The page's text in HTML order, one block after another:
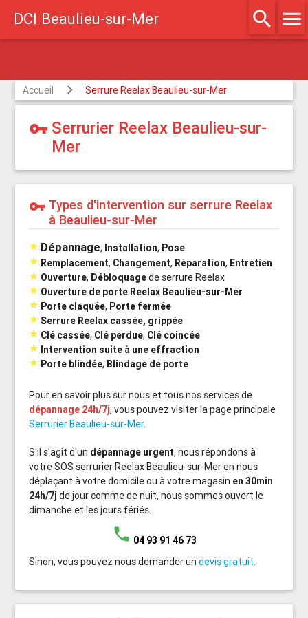
DCI Beaulieu-sur-Mer search menu
Accueil Serrure Reelax Beaulieu-sur-Mer
vpn_key Serrurier Reelax Beaulieu-sur-
Mer
vpn_key Types d'intervention sur serrure Reelax
à Beaulieu-sur-Mer
 Dépannage, Installation, Pose
 Remplacement, Changement, Réparation, Entretien
 Ouverture, Débloquagede serrure Reelax
 Ouverture de porte Reelax Beaulieu-sur-Mer
 Porte claquée, Porte fermée
 Serrure Reelax cassée, grippée
 Clé cassée, Clé perdue, Clé coincée
 Intervention suite à une effraction
 Porte blindée, Blindage de porte
Pour en savoir plus sur nous et tous nos services de
dépannage 24h/7j, vous pouvez visiter la page principale
Serrurier Beaulieu-sur-Mer.
S'il s'agit d'un dépannage urgent, nous répondons à
votre SOS serrurier Reelax Beaulieu-sur-Mer en nous
déplaçant à votre domicile ou à votre magasin en 30min
24h/7j de jour comme de nuit, nous sommes ouvert le
dimanche et les jours fériés.
phone 04 93 91 46 73
Sinon, vous pouvez nous demander undevis gratuit.